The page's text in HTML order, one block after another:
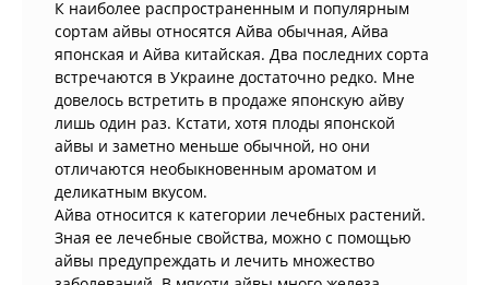
К наиболее распространенным и популярным
сортам айвы относятся Айва обычная, Айва
японская и Айва китайская. Два последних сорта
встречаются в Украине достаточно редко. Мне
довелось встретить в продаже японскую айву
лишь один раз. Кстати, хотя плоды японской
айвы и заметно меньше обычной, но они
отличаются необыкновенным ароматом и
деликатным вкусом.
Айва относится к категории лечебных растений.
Зная ее лечебные свойства, можно с помощью
айвы предупреждать и лечить множество